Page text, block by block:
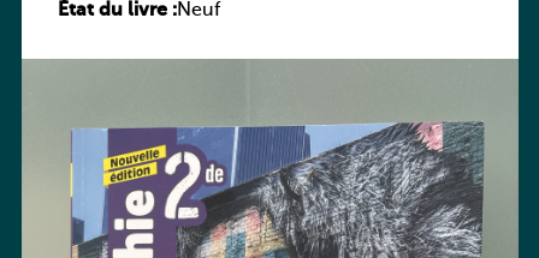
État du livre :Neuf